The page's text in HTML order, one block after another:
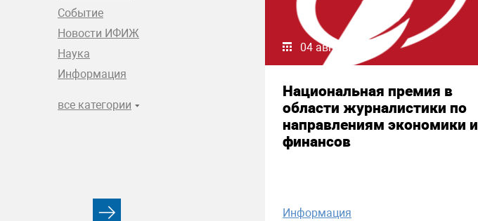
Событие
Новости ИФИЖ
Наука
Информация
все категории
04 августа 2026
Национальная премия в
области журналистики по
направлениям экономики и
финансов
Информация